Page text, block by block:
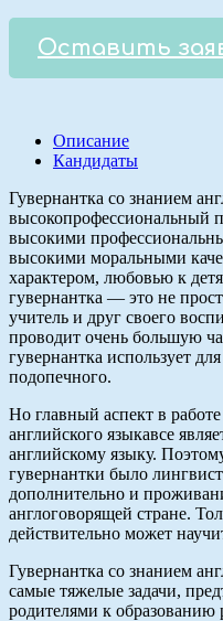
Оставить
Описание
Кандидаты
Гувернантка со знанием
высокопрофессиональный
высокими
высокими моральными
характером, любовью к
гувернантка — это не
учитель и друг своего
проводит очень большую
гувернантка использует
подопечного.
Но главный аспект в
английского языкавсе
английскому языку.
гувернантки было
дополнительно и
англоговорящей стране.
действительно может
Гувернантка со знанием
самые тяжелые задачи,
родителями к образованию